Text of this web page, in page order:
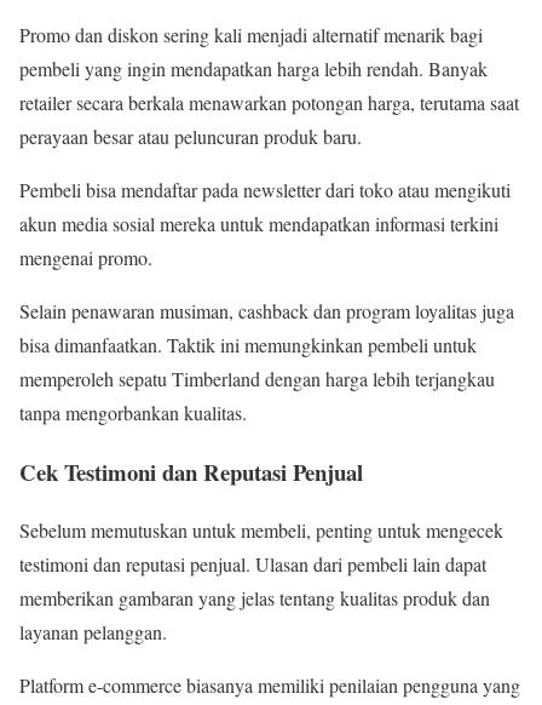
Promo dan diskon sering kali menjadi alternatif menarik bagi
pembeli yang ingin mendapatkan harga lebih rendah. Banyak
retailer secara berkala menawarkan potongan harga, terutama saat
perayaan besar atau peluncuran produk baru.
Pembeli bisa mendaftar pada newsletter dari toko atau mengikuti
akun media sosial mereka untuk mendapatkan informasi terkini
mengenai promo.
Selain penawaran musiman, cashback dan program loyalitas juga
bisa dimanfaatkan. Taktik ini memungkinkan pembeli untuk
memperoleh sepatu Timberland dengan harga lebih terjangkau
tanpa mengorbankan kualitas.
Cek Testimoni dan Reputasi Penjual
Sebelum memutuskan untuk membeli, penting untuk mengecek
testimoni dan reputasi penjual. Ulasan dari pembeli lain dapat
memberikan gambaran yang jelas tentang kualitas produk dan
layanan pelanggan.
Platform e-commerce biasanya memiliki penilaian pengguna yang